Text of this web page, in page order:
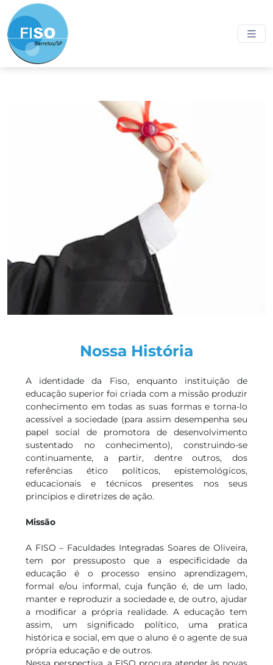
Nossa História
A identidade da Fiso, enquanto instituição de
educação superior foi criada com a missão produzir
conhecimento em todas as suas formas e torna-lo
acessível a sociedade (para assim desempenha seu
papel social de promotora de desenvolvimento
sustentado no conhecimento), construindo-se
continuamente, a partir, dentre outros, dos
referências ético políticos, epistemológicos,
educacionais e técnicos presentes nos seus
princípios e diretrizes de ação.
Missão
A FISO – Faculdades Integradas Soares de Oliveira,
tem por pressuposto que a especificidade da
educação é o processo ensino aprendizagem,
formal e/ou informal, cuja função é, de um lado,
manter e reproduzir a sociedade e, de outro, ajudar
a modificar a própria realidade. A educação tem
assim, um significado político, uma pratica
histórica e social, em que o aluno é o agente de sua
própria educação e de outros.